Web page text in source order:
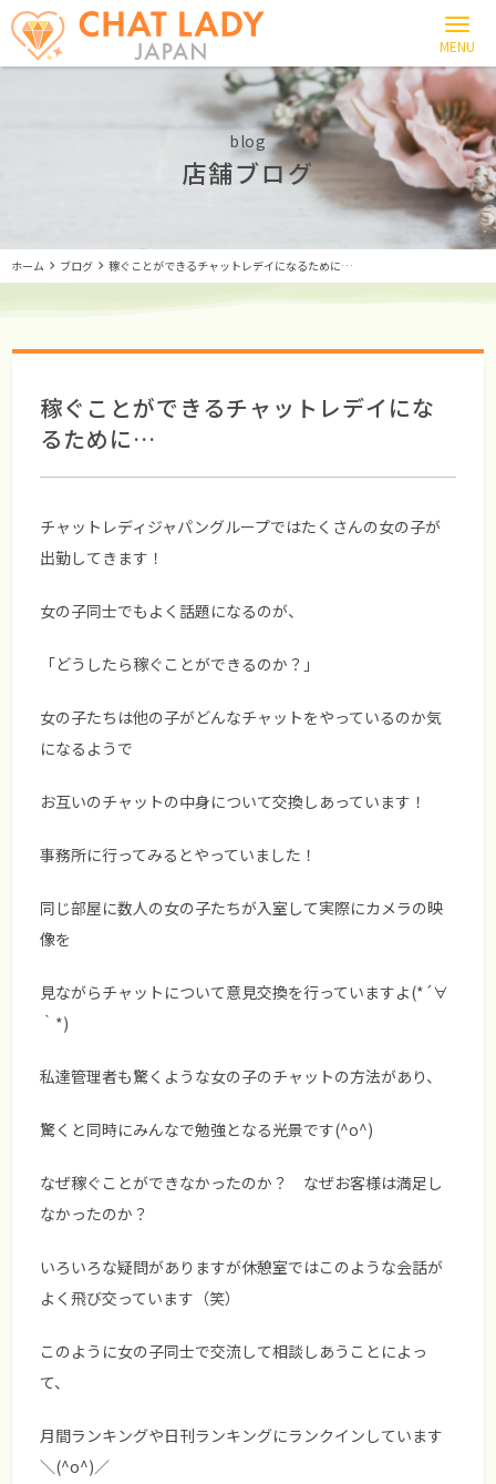
blog
店舗ブログ
ホーム ブログ 稼ぐことができるチャットレデイになるために…
稼ぐことができるチャットレデイにな
るために…
チャットレディジャパングループではたくさんの女の子が
出勤してきます！
女の子同士でもよく話題になるのが、
「どうしたら稼ぐことができるのか？」
女の子たちは他の子がどんなチャットをやっているのか気
になるようで
お互いのチャットの中身について交換しあっています！
事務所に行ってみるとやっていました！
同じ部屋に数人の女の子たちが入室して実際にカメラの映
像を
見ながらチャットについて意見交換を行っていますよ(*´∀
｀*)
私達管理者も驚くような女の子のチャットの方法があり、
驚くと同時にみんなで勉強となる光景です(^o^)
なぜ稼ぐことができなかったのか？ なぜお客様は満足し
なかったのか？
いろいろな疑問がありますが休憩室ではこのような会話が
よく飛び交っています（笑）
このように女の子同士で交流して相談しあうことによっ
て、
月間ランキングや日刊ランキングにランクインしています
＼(^o^)／